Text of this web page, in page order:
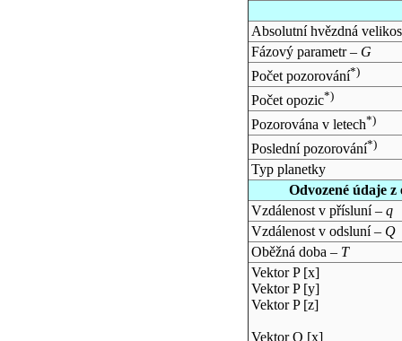
Absolutní hvězdná
Fázový parametr – G
Počet pozorování*)
Počet opozic*)
Pozorována v letech*)
Poslední pozorování*)
Typ planetky
Odvozené údaje
Vzdálenost v přísluní – q
Vzdálenost v odsluní – Q
Oběžná doba – T
Vektor P [x]
Vektor P [y]
Vektor P [z]
Vektor Q [x]